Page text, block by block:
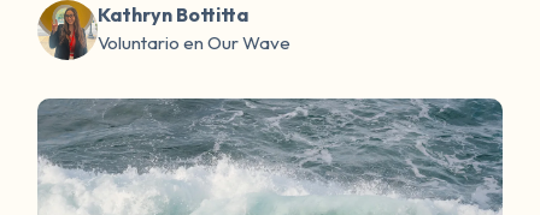
Kathryn Bottitta
Voluntario en Our Wave